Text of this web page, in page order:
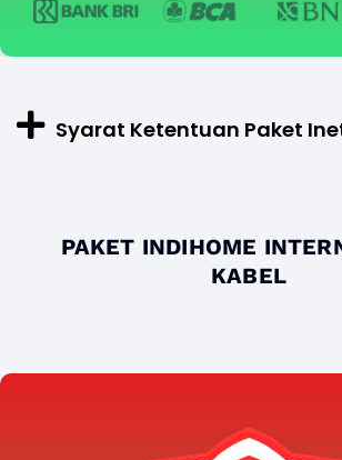
Syarat Ketentuan Paket
PAKET INDIHOME
KABEL